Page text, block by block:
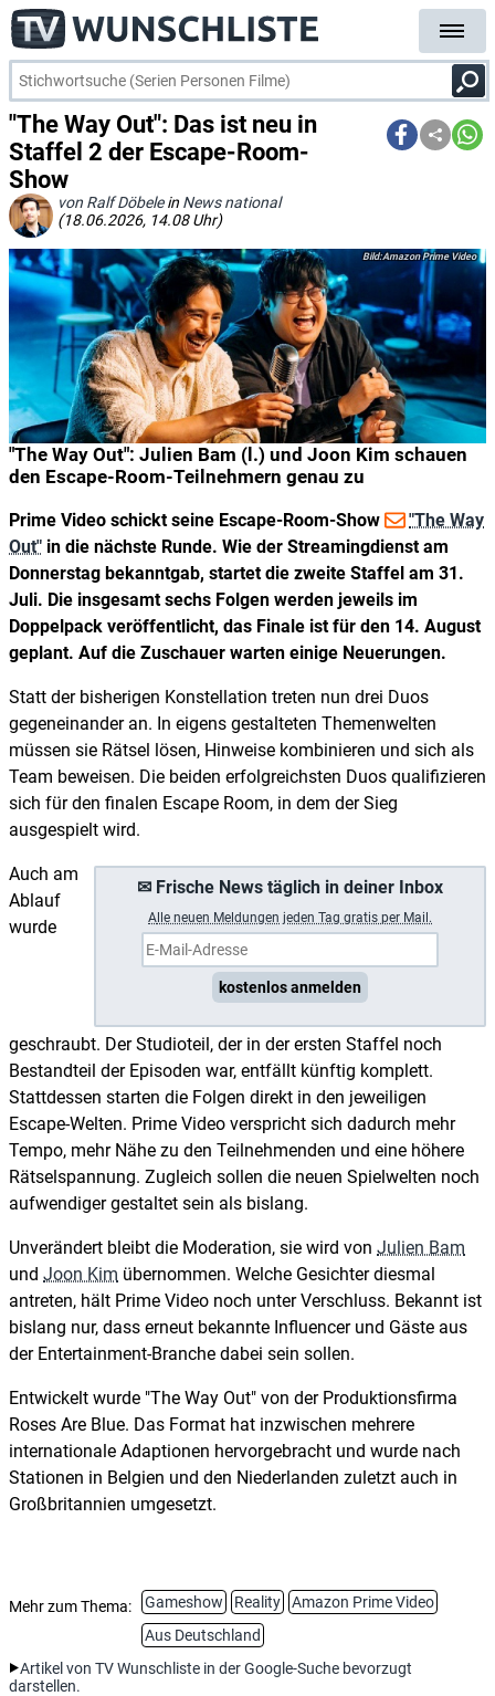
"The Way Out": Das ist neu in
Staffel 2 der Escape-Room-
Show
von Ralf Döbelein News national
(18.06.2026, 14.08 Uhr)
"The Way Out": Julien Bam (l.) und Joon Kim schauen
den Escape-Room-Teilnehmern genau zu
Amazon Prime Video
Prime Video schickt seine Escape-Room-Show
"The Way
Out" in die nächste Runde. Wie der Streamingdienst am
Donnerstag bekanntgab, startet die zweite Staffel am 31.
Juli. Die insgesamt sechs Folgen werden jeweils im
Doppelpack veröffentlicht, das Finale ist für den 14. August
geplant. Auf die Zuschauer warten einige Neuerungen.
Statt der bisherigen Konstellation treten nun drei Duos
gegeneinander an. In eigens gestalteten Themenwelten
müssen sie Rätsel lösen, Hinweise kombinieren und sich als
Team beweisen. Die beiden erfolgreichsten Duos qualifizieren
sich für den finalen Escape Room, in dem der Sieg
ausgespielt wird.
✉ Frische News täglich in deiner Inbox
Alle neuen Meldungen jeden Tag gratis per Mail.
kostenlos anmelden
Auch am
Ablauf
wurde
geschraubt. Der Studioteil, der in der ersten Staffel noch
Bestandteil der Episoden war, entfällt künftig komplett.
Stattdessen starten die Folgen direkt in den jeweiligen
Escape-Welten. Prime Video verspricht sich dadurch mehr
Tempo, mehr Nähe zu den Teilnehmenden und eine höhere
Rätselspannung. Zugleich sollen die neuen Spielwelten noch
aufwendiger gestaltet sein als bislang.
Unverändert bleibt die Moderation, sie wird von Julien Bam
und Joon Kim übernommen. Welche Gesichter diesmal
antreten, hält Prime Video noch unter Verschluss. Bekannt ist
bislang nur, dass erneut bekannte Influencer und Gäste aus
der Entertainment-Branche dabei sein sollen.
Entwickelt wurde "The Way Out" von der Produktionsfirma
Roses Are Blue. Das Format hat inzwischen mehrere
internationale Adaptionen hervorgebracht und wurde nach
Stationen in Belgien und den Niederlanden zuletzt auch in
Großbritannien umgesetzt.
Mehr zum Thema: Gameshow Reality
Amazon Prime Video
Aus Deutschland
Artikel von TV Wunschliste in der Google-Suche bevorzugt
darstellen.